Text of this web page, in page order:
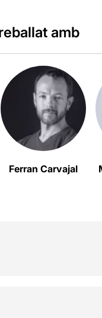
amb
Ferran Carvajal